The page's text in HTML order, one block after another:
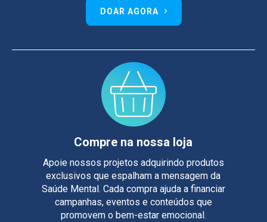
DOAR AGORA
Compre na nossa loja
Apoie nossos projetos adquirindo produtos
exclusivos que espalham a mensagem da
Saúde Mental. Cada compra ajuda a financiar
campanhas, eventos e conteúdos que
promovem o bem-estar emocional.